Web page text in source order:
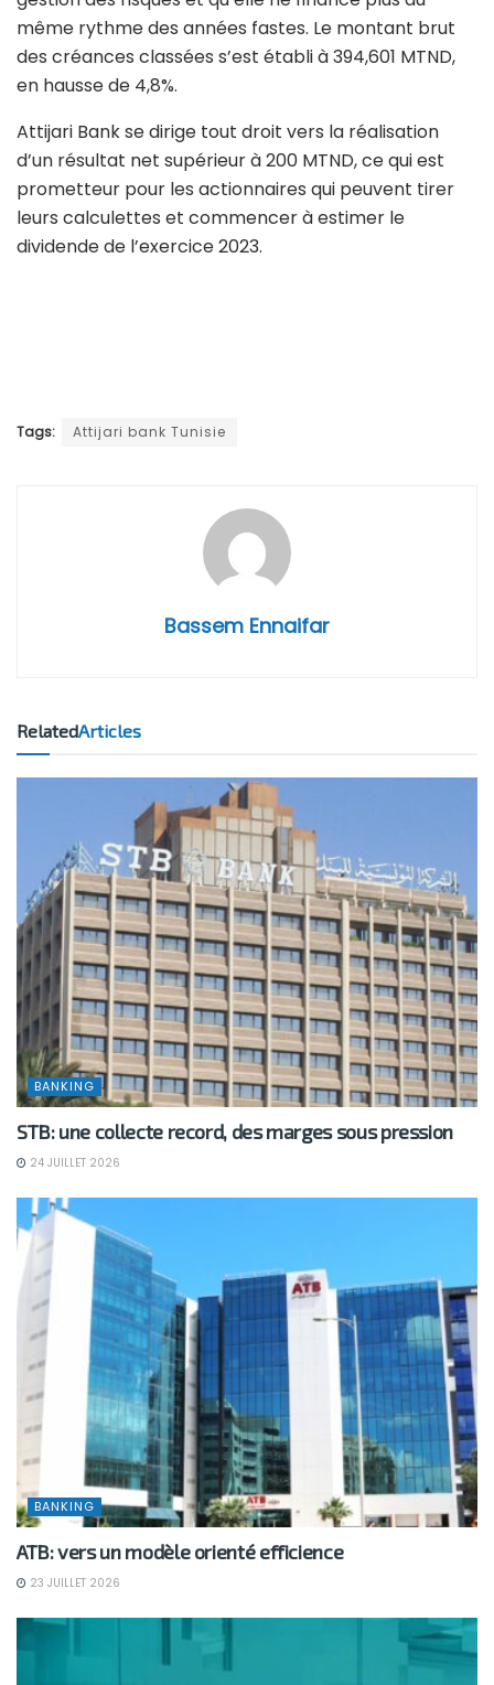
même rythme des années fastes. Le montant brut
des créances classées s’est établi à 394,601 MTND,
en hausse de 4,8%.
Attijari Bank se dirige tout droit vers la réalisation
d’un résultat net supérieur à 200 MTND, ce qui est
prometteur pour les actionnaires qui peuvent tirer
leurs calculettes et commencer à estimer le
dividende de l’exercice 2023.
Tags: Attijari bank Tunisie
Bassem Ennaifar
RelatedArticles
BANKING
STB: une collecte record, des marges sous pression
24 JUILLET 2026
BANKING
ATB: vers un modèle orienté efficience
23 JUILLET 2026